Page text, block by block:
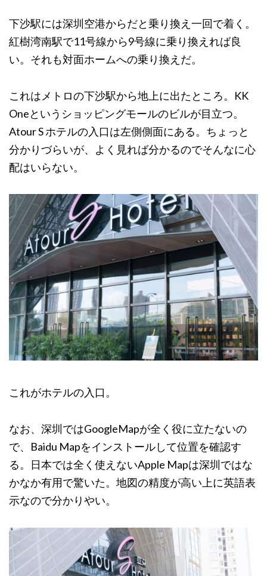
下沙駅には深圳空港からだと乗り換え一回で着く。
紅樹湾南駅で11号線から9号線に乗り換えれば良
い。それも対面ホームへの乗り換えだ。
これはメトロの下沙駅から地上に出たところ。KK
Oneというショッピングモールのビルが目立つ。
Atour S ホテルの入口は左側側面にある。ちょっと
分かりづらいが、よく見れば分かるのでそんなに心
配はいらない。
これがホテルの入口。
なお、深圳ではGoogleMapが全く役に立たないの
で、Baidu Mapをインストールして位置を確認す
る。日本では全く使えないApple Mapは深圳ではな
かなか有用で驚いた。地図の精度が高い上に英語表
示なので分かりやい。